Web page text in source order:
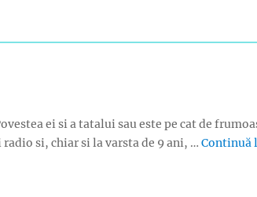
ei si a tatalui sau este pe cat de
si, chiar si la varsta de 9 ani, … Continuă